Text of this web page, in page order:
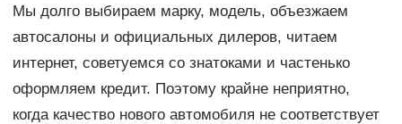
Мы долго выбираем марку, модель, объезжаем
автосалоны и официальных дилеров, читаем
интернет, советуемся со знатоками и частенько
оформляем кредит. Поэтому крайне неприятно,
когда качество нового автомобиля не соответствует